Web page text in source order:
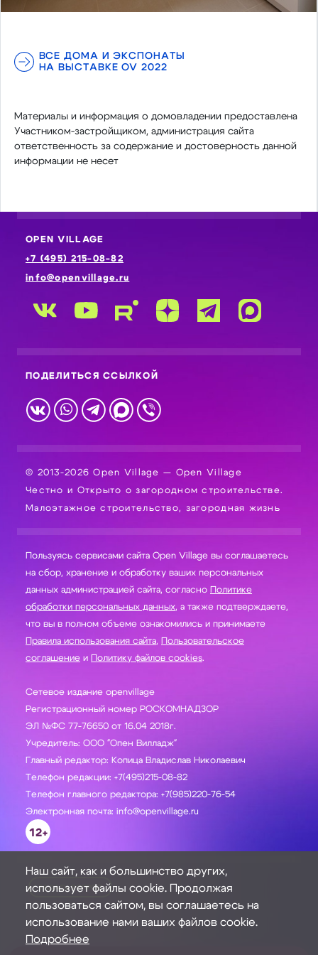
ВСЕ ДОМА И ЭКСПОНАТЫ
НА ВЫСТАВКЕ OV 2022
Материалы и информация о домовладении предоставлена
Участником-застройщиком, администрация сайта
ответственность за содержание и достоверность данной
информации не несет
OPEN VILLAGE
+7 (495) 215-08-82
info@openvillage.ru
ПОДЕЛИТЬСЯ ССЫЛКОЙ
© 2013-2026 Open Village — Open Village
Честно и Открыто о загородном строительстве.
Малоэтажное строительство, загородная жизнь
Пользуясь сервисами сайта Open Village вы соглашаетесь
на сбор, хранение и обработку ваших персональных
данных администрацией сайта, согласно Политике
обработки персональных данных, а также подтверждаете,
что вы в полном объеме ознакомились и принимаете
Правила использования сайта, Пользовательское
соглашение и Политику файлов cookies.
Сетевое издание openvillage
Регистрационный номер РОСКОМНАДЗОР
ЭЛ №ФС 77-76650 от 16.04 2018г.
Учредитель: ООО "Опен Вилладж"
Главный редактор: Копица Владислав Николаевич
Телефон редакции: +7(495)215-08-82
Телефон главного редактора: +7(985)220-76-54
Электронная почта: info@openvillage.ru
12+
ЗАДАТЬ ВОПРОС
Наш сайт, как и большинство других,
использует файлы cookie. Продолжая
пользоваться сайтом, вы соглашаетесь на
использование нами ваших файлов cookie.
Подробнее